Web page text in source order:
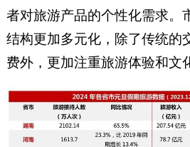
者对旅游产品的个性化需求。
结构更加多元化，除了传统的
费外，更加注重旅游体验和文